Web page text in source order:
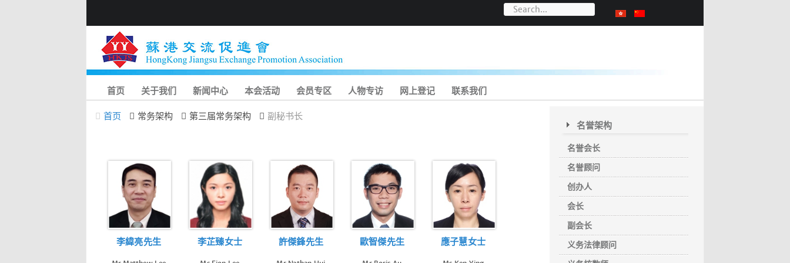
首页 关于我们 新闻中心 本会活动 会员专区 人物专访 网上登记 联系我们
首页 常务架构 第三届常务架构 副秘书长
李緯亮先生 李芷臻女士 許傑鋒先生 歐智傑先生 應子慧女士
名誉架构
名誉会长
名誉顾问
创办人
会长
副会长
义务法律顾问